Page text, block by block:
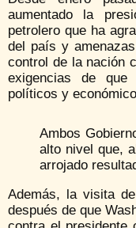
aumentado la
petrolero que ha
del país y
control de la nación
exigencias de que
políticos y
Ambos
alto nivel que,
arrojado
Además, la visita
después de que